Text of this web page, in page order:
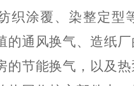
织涂覆、染整定型
的通风换气、造纸
的节能换气，以及